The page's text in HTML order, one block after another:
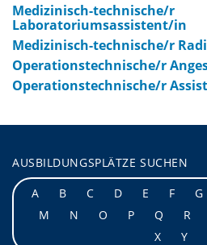
Medizinisch-technische/r
Laboratoriumsassistent/in
Medizinisch-technische/r
Operationstechnische/r
Operationstechnische/r
AUSBILDUNGSPLÄTZE SUCHEN
A
B C D E F G
M
N O P Q R
X
Y